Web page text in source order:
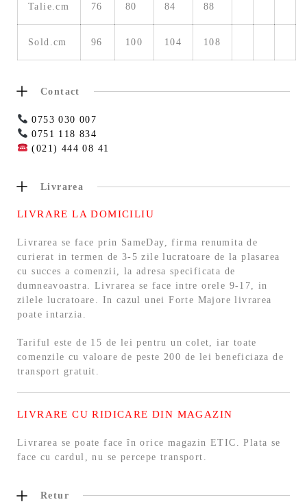
Talie.cm 76 80 84 88
Sold.cm 96 100 104 108
Contact
0753 030 007
0751 118 834
(021) 444 08 41
Livrarea
LIVRARE LA DOMICILIU
Livrarea se face prin SameDay, firma renumita de
curierat in termen de 3-5 zile lucratoare de la plasarea
cu succes a comenzii, la adresa specificata de
dumneavoastra. Livrarea se face intre orele 9-17, in
zilele lucratoare. In cazul unei Forte Majore livrarea
poate intarzia.
Tariful este de 15 de lei pentru un colet, iar toate
comenzile cu valoare de peste 200 de lei beneficiaza de
transport gratuit.
LIVRARE CU RIDICARE DIN MAGAZIN
Livrarea se poate face în orice magazin ETIC. Plata se
face cu cardul, nu se percepe transport.
Retur